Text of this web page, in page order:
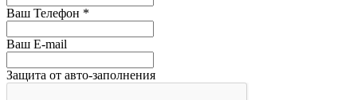
Ваш Телефон *
Ваш E-mail
Защита от авто-заполнения